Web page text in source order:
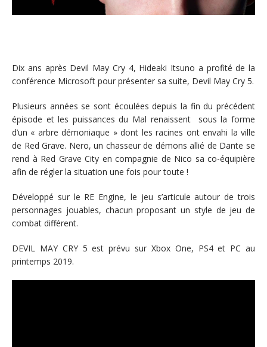
Dix ans après Devil May Cry 4, Hideaki Itsuno a profité de la
conférence Microsoft pour présenter sa suite, Devil May Cry 5.
Plusieurs années se sont écoulées depuis la fin du précédent
épisode et les puissances du Mal renaissent sous la forme
d’un « arbre démoniaque » dont les racines ont envahi la ville
de Red Grave. Nero, un chasseur de démons allié de Dante se
rend à Red Grave City en compagnie de Nico sa co-équipière
afin de régler la situation une fois pour toute !
Développé sur le RE Engine, le jeu s’articule autour de trois
personnages jouables, chacun proposant un style de jeu de
combat différent.
DEVIL MAY CRY 5 est prévu sur Xbox One, PS4 et PC au
printemps 2019.